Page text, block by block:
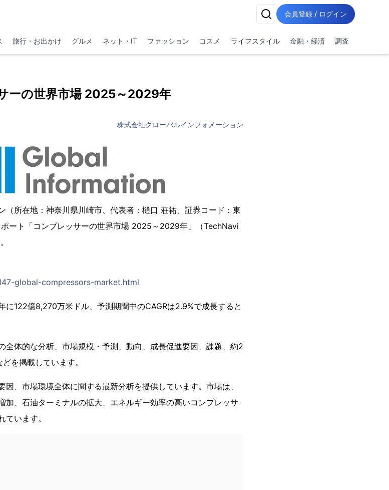
会員登録 / ログイン
旅行・お出かけ グルメ ネット・IT ファッション コスメ ライフスタイル 金融・経済 調査
ーの世界市場 2025～2029年
株式会社グローバルインフォメーション
（所在地：神奈川県川崎市、代表者：樋口 荘祐、証券コード：東
ート「コンプレッサーの世界市場 2025～2029年」（TechNavi
global-compressors-market.html
122億8,270万米ドル、予測期間中のCAGRは2.9%で成長すると
全体的な分析、市場規模・予測、動向、成長促進要因、課題、約2
を掲載しています。
、市場環境全体に関する最新分析を提供しています。市場は、
加、石油ターミナルの拡大、エネルギー効率の高いコンプレッサ
います。